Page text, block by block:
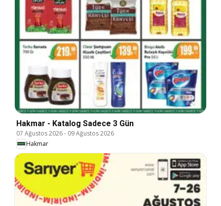
Hakmar - Katalog Sadece 3 Gün
07 Ağustos 2026- 09 Ağustos 2026
Hakmar